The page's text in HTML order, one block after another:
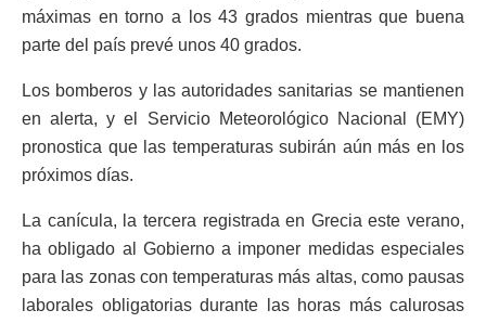
máximas en torno a los 43 grados mientras que buena
parte del país prevé unos 40 grados.
Los bomberos y las autoridades sanitarias se mantienen
en alerta, y el Servicio Meteorológico Nacional (EMY)
pronostica que las temperaturas subirán aún más en los
próximos días.
La canícula, la tercera registrada en Grecia este verano,
ha obligado al Gobierno a imponer medidas especiales
para las zonas con temperaturas más altas, como pausas
laborales obligatorias durante las horas más calurosas